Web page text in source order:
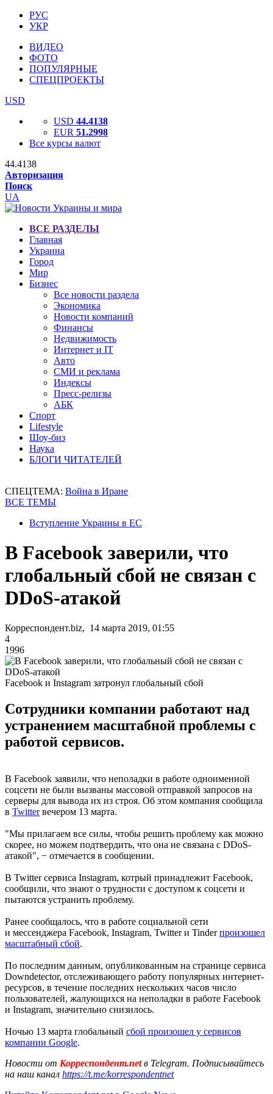
РУС
УКР
ВИДЕО
ФОТО
ПОПУЛЯРНЫЕ
СПЕЦПРОЕКТЫ
USD
USD 44.4138
EUR 51.2998
Все курсы валют
44.4138
Авторизация
Поиск
UA
ВСЕ РАЗДЕЛЫ
Главная
Украина
Город
Мир
Бизнес
Все новости раздела
Экономика
Новости компаний
Финансы
Недвижимость
Интернет и IT
Авто
СМИ и реклама
Индексы
Пресс-релизы
АБК
Спорт
Lifestyle
Шоу-биз
Наука
БЛОГИ ЧИТАТЕЛЕЙ
СПЕЦТЕМА: Война в Иране
ВСЕ ТЕМЫ
Вступление Украины в ЕС
В Facebook заверили, что
глобальный сбой не связан с
DDoS-атакой
Корреспондент.biz, 14 марта 2019, 01:55
4
1996
Facebook и Instagram затронул глобальный сбой
Сотрудники компании работают над
устранением масштабной проблемы с
работой сервисов.
В Facebook заявили, что неполадки в работе одноименной
соцсети не были вызваны массовой отправкой запросов на
серверы для вывода их из строя. Об этом компания сообщила
в Twitterвечером 13 марта.
"Мы прилагаем все силы, чтобы решить проблему как можно
скорее, но можем подтвердить, что она не связана с DDoS-
атакой", − отмечается в сообщении.
В Twitter сервиса Instagram, котрый принадлежит Facebook,
сообщили, что знают о трудности с доступом к соцсети и
пытаются устранить проблему.
Ранее сообщалось, что в работе социальной сети
и мессенджера Facebook, Instagram, Twitter и Tinderпроизошел
масштабный сбой.
По последним данным, опубликованным на странице сервиса
Downdetector, отслеживающего работу популярных интернет-
ресурсов, в течение последних нескольких часов число
пользователей, жалующихся на неполадки в работе Facebook
и Instagram, значительно снизилось.
Ночью 13 марта глобальный сбой произошел у сервисов
компании Google.
Новости от Корреспондент.netв Telegram. Подписывайтесь
на наш канал https://t.me/korrespondentnet